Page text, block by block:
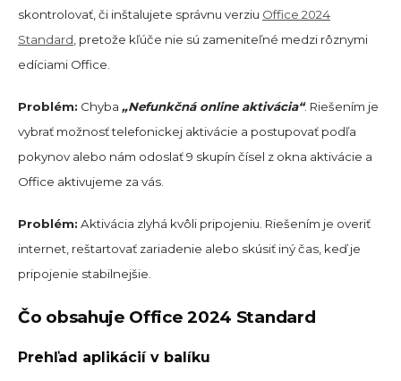
skontrolovať, či inštalujete správnu verziu Office 2024
Standard , pretože kľúče nie sú zameniteľné medzi rôznymi
edíciami Office.
Problém: Chyba „Nefunkčná online aktivácia“. Riešením je
vybrať možnosť telefonickej aktivácie a postupovať podľa
pokynov alebo nám odoslať 9 skupín čísel z okna aktivácie a
Office aktivujeme za vás.
Problém: Aktivácia zlyhá kvôli pripojeniu. Riešením je overiť
internet, reštartovať zariadenie alebo skúsiť iný čas, keď je
pripojenie stabilnejšie.
Čo obsahuje Office 2024 Standard
Prehľad aplikácií v balíku